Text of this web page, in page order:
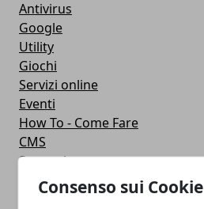
Consenso sui Cookie
Antivirus
Google
Utility
Giochi
Servizi online
Eventi
How To - Come Fare
CMS
Smartphone
iPhone
Apple